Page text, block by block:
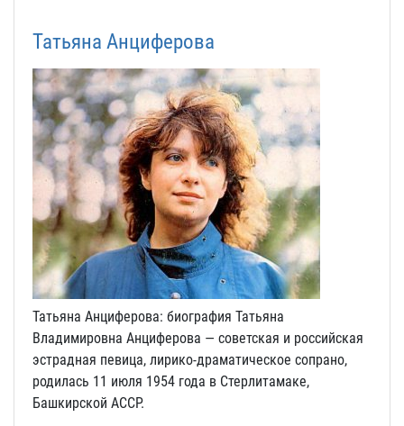
Татьяна Анциферова
Татьяна Анциферова: биография Татьяна
Владимировна Анциферова — советская и российская
эстрадная певица, лирико-драматическое сопрано,
родилась 11 июля 1954 года в Стерлитамаке,
Башкирской АССР.